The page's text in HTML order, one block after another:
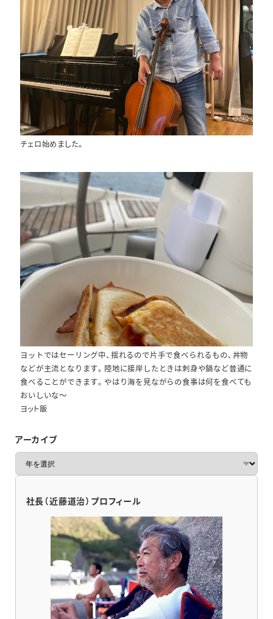
チェロ始めました。
ヨット飯
ヨットではセーリング中、揺れるので片手で食べられるもの、丼物
などが主流となります。陸地に接岸したときは刺身や鍋など普通に
食べることができます。やはり海を見ながらの食事は何を食べても
おいしいな～
アーカイブ
ー
社長（近藤道治）プロフィール